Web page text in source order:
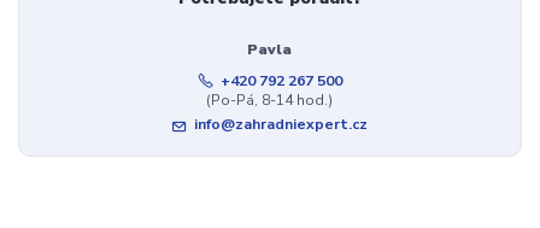
Pavla
+420 792 267 500
(Po-Pá, 8-14 hod.)
info@zahradniexpert.cz